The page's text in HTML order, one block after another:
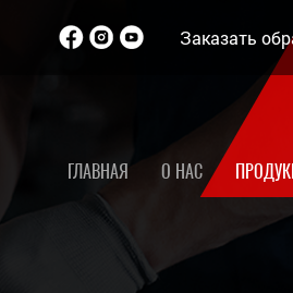
Заказать
ГЛАВНАЯ О НАС